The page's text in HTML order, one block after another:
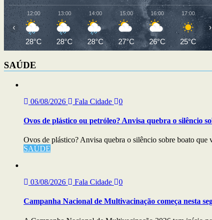
12:00
28°C
13:00
28°C
14:00
28°C
15:00
27°C
16:00
26°C
17:00
25°C
‹ ›
SAÚDE
06/08/2026 Fala Cidade 0
Ovos de plástico ou petróleo? Anvisa quebra o silêncio
Ovos de plástico? Anvisa quebra o silêncio sobre boato
SAÚDE
03/08/2026 Fala Cidade 0
Campanha Nacional de Multivacinação começa nesta